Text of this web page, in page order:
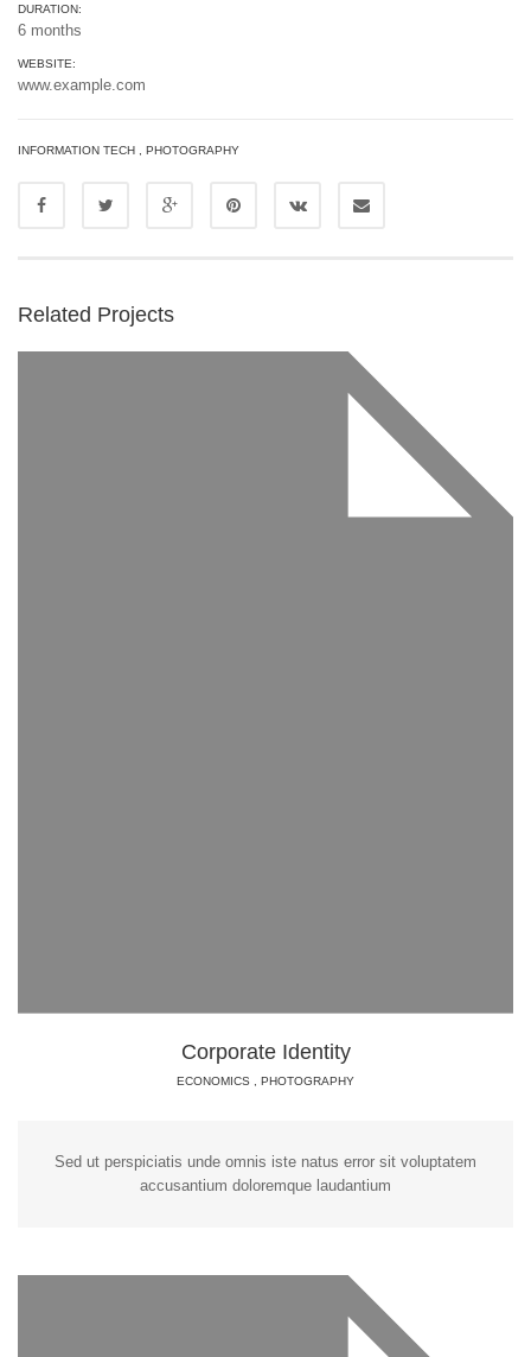
DURATION:
6 months
WEBSITE:
www.example.com
INFORMATION TECH , PHOTOGRAPHY
Related Projects
Corporate Identity
ECONOMICS PHOTOGRAPHY
Sed ut perspiciatis unde omnis iste natus error sit voluptatem
accusantium doloremque laudantium